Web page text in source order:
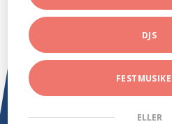
DJS
ELLER